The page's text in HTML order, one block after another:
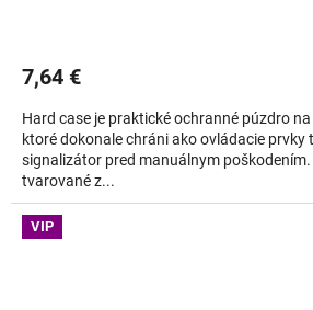
7,64 €
Hard case je praktické ochranné púzdro
ktoré dokonale chráni ako ovládacie prvky
signalizátor pred manuálnym
tvarované z...
VIP